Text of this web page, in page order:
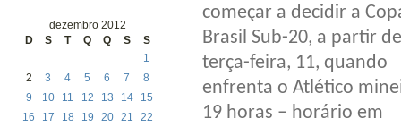
dezembro 2012
D
S T Q Q S S
1
2
3 4 5 6 7
8
9
10 11 12 13 14
15
16
17 18 19 20 21
22
começar a decidir a
Brasil Sub-20, a partir
terça-feira, 11, quando
enfrenta o Atlético
19 horas – horário em